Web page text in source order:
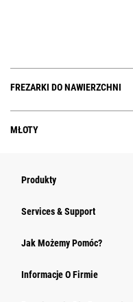
FREZARKI DO NAWIERZCHNI
MŁOTY
Produkty
Services & Support
Jak Możemy Pomóc?
Informacje O Firmie